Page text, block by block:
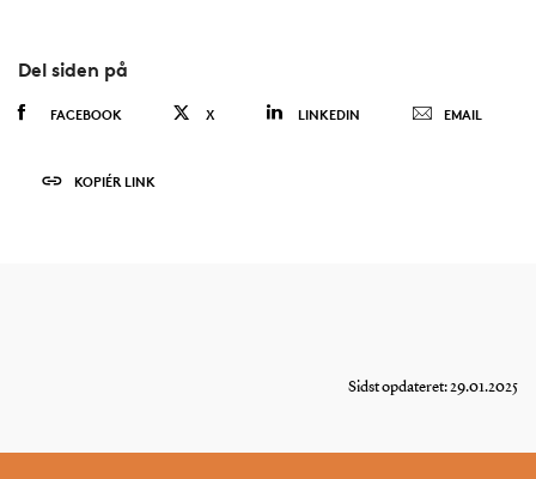
Del siden på
FACEBOOK X LINKEDIN EMAIL
KOPIÉR LINK
Sidst opdateret: 29.01.2025